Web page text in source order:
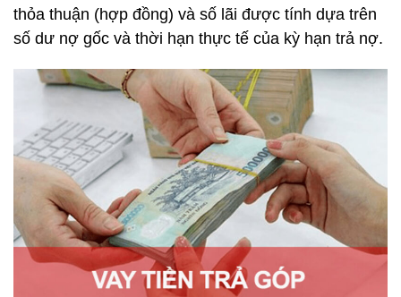
thỏa thuận (hợp đồng) và số lãi được tính dựa trên
số dư nợ gốc và thời hạn thực tế của kỳ hạn trả nợ.